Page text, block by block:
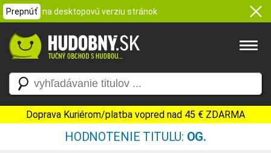
Prepnúť na desktopovú verziu stránok
Doprava Kuriérom/platba vopred nad 45 € ZDARMA
HODNOTENIE TITULU: OG.